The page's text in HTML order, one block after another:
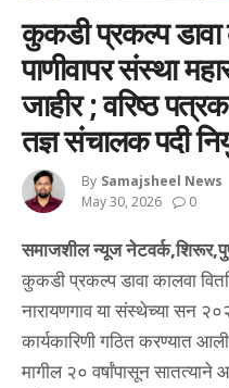
कुकडी प्रकल्प डावा
पाणीवापर संस्था
जाहीर ; वरिष्ठ
तज्ञ संचालक पदी
By Samajsheel News
May 30, 2026
0
समाजशील न्यूज
कुकडी प्रकल्प डावा कालवा
नारायणगाव या संस्थेच्या सन
कार्यकारिणी गठित करण्यात
मागील २० वर्षांपासून